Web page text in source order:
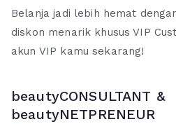
Belanja jadi lebih hemat
diskon menarik khusus VIP
akun VIP kamu sekarang!
beautyCONSULTANT &
beautyNETPRENEUR